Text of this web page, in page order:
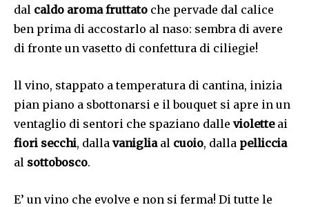
dal caldo aroma fruttato che pervade dal calice
ben prima di accostarlo al naso: sembra di avere
di fronte un vasetto di confettura di ciliegie!
ll vino, stappato a temperatura di cantina, inizia
pian piano a sbottonarsi e il bouquet si apre in un
ventaglio di sentori che spaziano dalle violetteai
fiori secchi, dalla vanigliaal cuoio, dalla pelliccia
al sottobosco.
E’ un vino che evolve e non si ferma! Di tutte le